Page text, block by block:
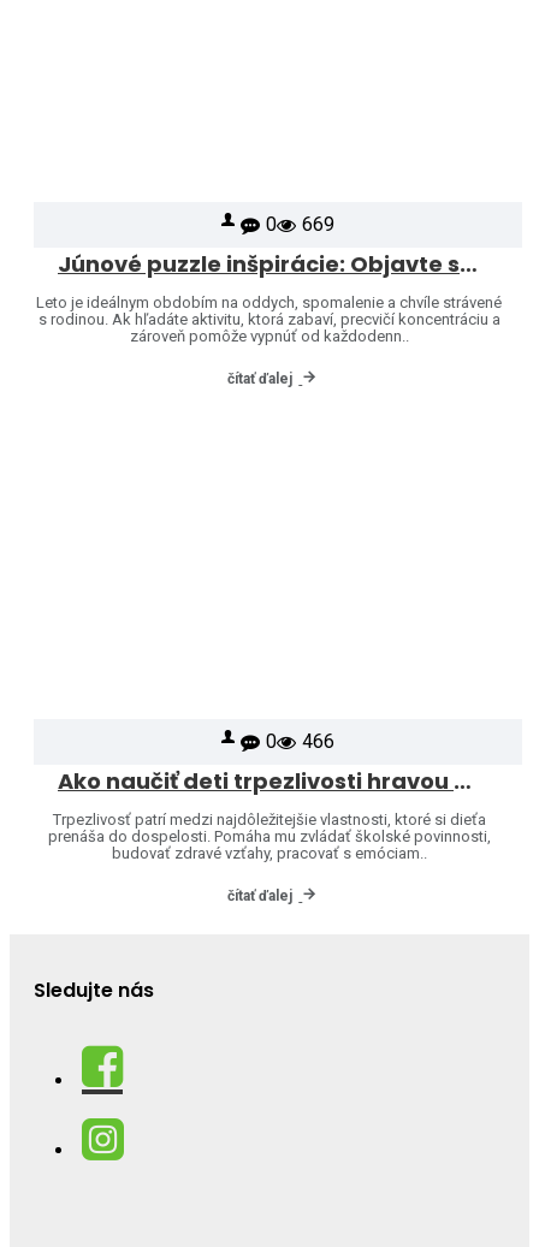
0 669
Júnové puzzle inšpirácie: Objavte svet značiek Heye a Jumbo
Leto je ideálnym obdobím na oddych, spomalenie a chvíle strávené
s rodinou. Ak hľadáte aktivitu, ktorá zabaví, precvičí koncentráciu a
zároveň pomôže vypnúť od každodenn..
čítať ďalej
0 466
Ako naučiť deti trpezlivosti hravou formou
Trpezlivosť patrí medzi najdôležitejšie vlastnosti, ktoré si dieťa
prenáša do dospelosti. Pomáha mu zvládať školské povinnosti,
budovať zdravé vzťahy, pracovať s emóciam..
čítať ďalej
Sledujte nás